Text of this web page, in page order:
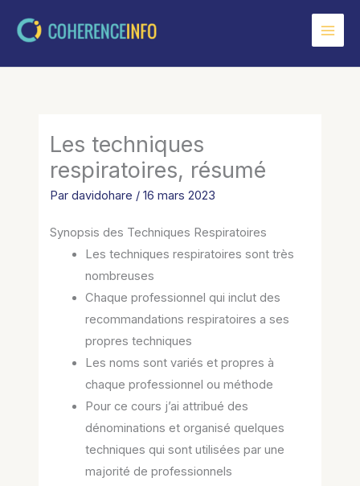
Les techniques
respiratoires, résumé
Pardavidohare /16 mars 2023
Synopsis des Techniques Respiratoires
Les techniques respiratoires sont très
nombreuses
Chaque professionnel qui inclut des
recommandations respiratoires a ses
propres techniques
Les noms sont variés et propres à
chaque professionnel ou méthode
Pour ce cours j’ai attribué des
dénominations et organisé quelques
techniques qui sont utilisées par une
majorité de professionnels